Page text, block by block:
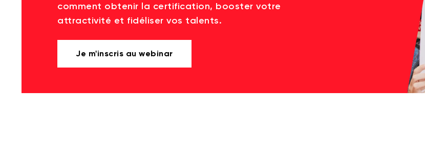
comment obtenir la certification, booster votre
attractivité et fidéliser vos talents.
Je m'inscris au webinar